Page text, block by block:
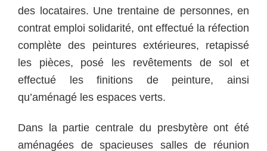
des locataires. Une trentaine de personnes, en
contrat emploi solidarité, ont effectué la réfection
complète des peintures extérieures, retapissé
les pièces, posé les revêtements de sol et
effectué les finitions de peinture, ainsi
qu’aménagé les espaces verts.
Dans la partie centrale du presbytère ont été
aménagées de spacieuses salles de réunion